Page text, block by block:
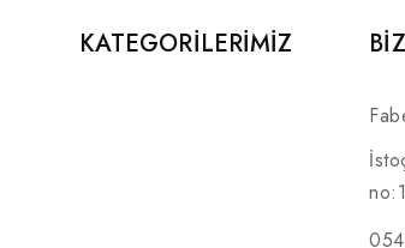
KATEGORILERIMIZ